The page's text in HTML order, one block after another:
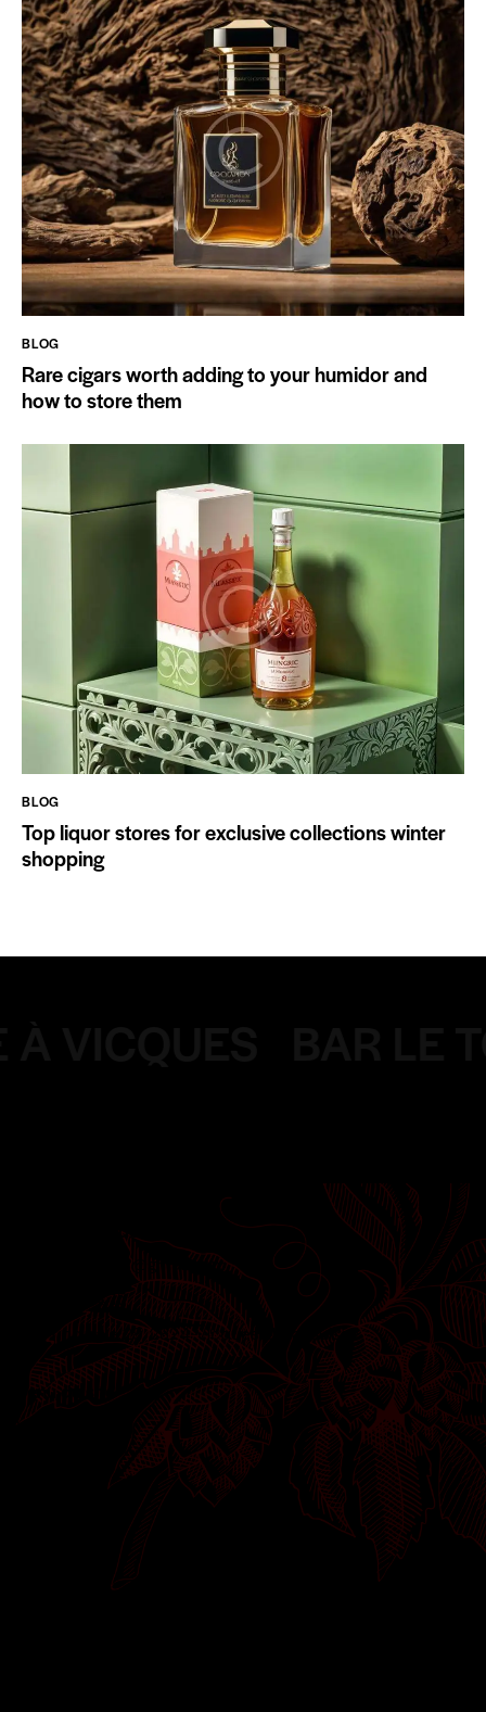
BLOG
Rare cigars worth adding to your humidor and
how to store them
BLOG
Top liquor stores for exclusive collections winter
shopping
Menu du site
Accueil
Informations de contact
topaze.vicques@gmail.com
032 435 64 15
Rte Principale 28, 2824 Vicques, Jura, Suisse